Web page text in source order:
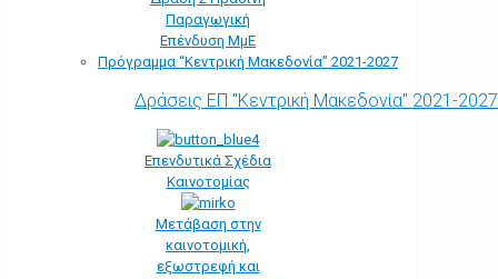
Παραγωγική
Επένδυση ΜμΕ
Πρόγραμμα “Κεντρική Μακεδονία” 2021-2027
Δράσεις ΕΠ "Κεντρική Μακεδονία" 2021-2027
Επενδυτικά Σχέδια
Καινοτομίας
Μετάβαση στην
καινοτομική,
εξωστρεφή και